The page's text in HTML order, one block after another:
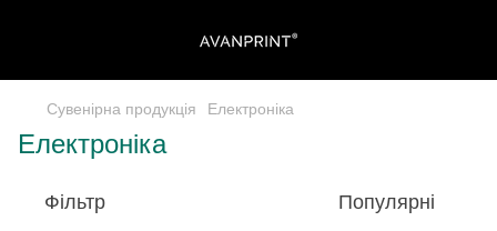
Сувенірна продукція Електроніка
Електроніка
Фільтр Популярні